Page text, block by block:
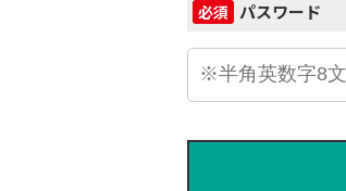
必須 パスワード